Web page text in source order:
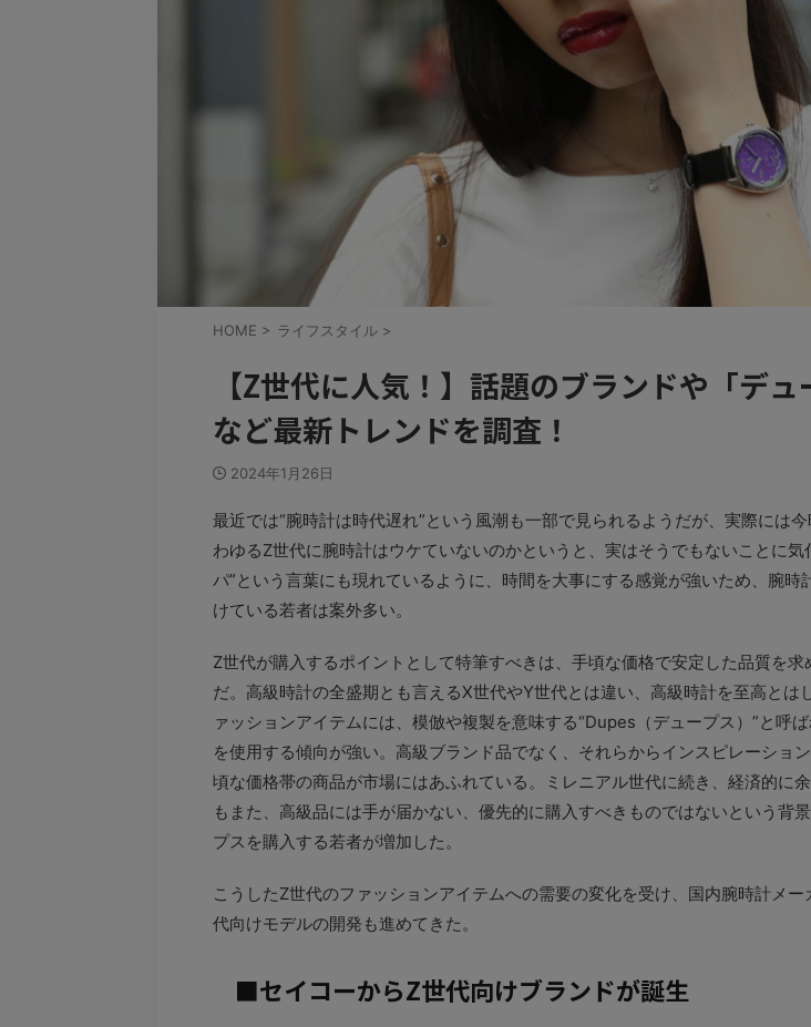
HOME > ライフスタイル >
【Z世代に人気！】話題のブランドや「デュ
など最新トレンドを調査！
2024年1月26日
最近では“腕時計は時代遅れ”という風潮も一部で見られるようだが、実際には
わゆるZ世代に腕時計はウケていないのかというと、実はそうでもないことに気
パ”という言葉にも現れているように、時間を大事にする感覚が強いため、腕時
けている若者は案外多い。
Z世代が購入するポイントとして特筆すべきは、手頃な価格で安定した品質を求
だ。高級時計の全盛期とも言えるX世代やY世代とは違い、高級時計を至高とは
ァッションアイテムには、模倣や複製を意味する“Dupes（デュープス）”と呼
を使用する傾向が強い。高級ブランド品でなく、それらからインスピレーショ
頃な価格帯の商品が市場にはあふれている。ミレニアル世代に続き、経済的に
もまた、高級品には手が届かない、優先的に購入すべきものではないという背
プスを購入する若者が増加した。
こうしたZ世代のファッションアイテムへの需要の変化を受け、国内腕時計メー
代向けモデルの開発も進めてきた。
■セイコーからZ世代向けブランドが誕生